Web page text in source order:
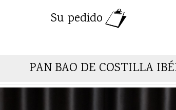
Su pedido
PAN BAO DE COSTILLA